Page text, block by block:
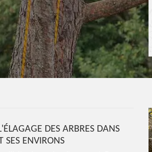
DES ARBRES DANS
SES ENVIRONS